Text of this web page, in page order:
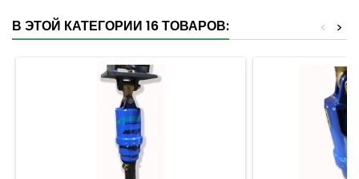
В ЭТОЙ КАТЕГОРИИ 16 ТОВАРОВ: >
<